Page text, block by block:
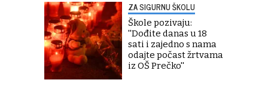
ZA SIGURNU ŠKOLU
Škole pozivaju:
''Dođite danas u 18
sati i zajedno s nama
odajte počast žrtvama
iz OŠ Prečko''